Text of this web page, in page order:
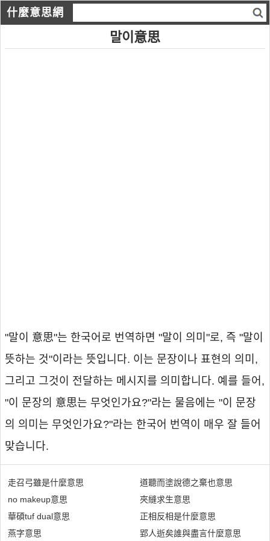
什麼意思網
말이意思
"말이 意思"는 한국어로 번역하면 "말이 의미"로, 즉 "말이
뜻하는 것"이라는 뜻입니다. 이는 문장이나 표현의 의미,
그리고 그것이 전달하는 메시지를 의미합니다. 예를 들어,
"이 문장의 意思는 무엇인가요?"라는 물음에는 "이 문장
의 의미는 무엇인가요?"라는 한국어 번역이 매우 잘 들어
맞습니다.
走召弓雖是什麼意思
no makeup意思
華碩tuf dual意思
燕字意思
道聽而塗說德之棄也意思
夾縫求生意思
正相反相是什麼意思
郢人逝矣誰與盡言什麼意思